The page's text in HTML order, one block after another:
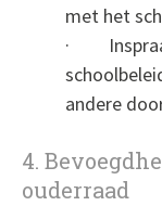
met het
·
andere
4.
ouderraad